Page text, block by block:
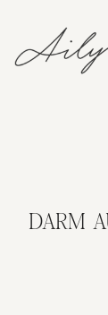
DARM